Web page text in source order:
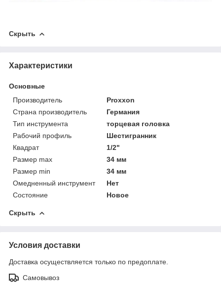
Скрыть
Характеристики
Основные
Производитель
Proxxon
Страна производитель
Германия
Тип инструмента
торцевая головка
Рабочий профиль
Шестигранник
Квадрат
1/2"
Размер max
34 мм
Размер min
34 мм
Омедненный инструмент
Нет
Состояние
Новое
Скрыть
Условия доставки
Доставка осуществляется только по предоплате.
Самовывоз